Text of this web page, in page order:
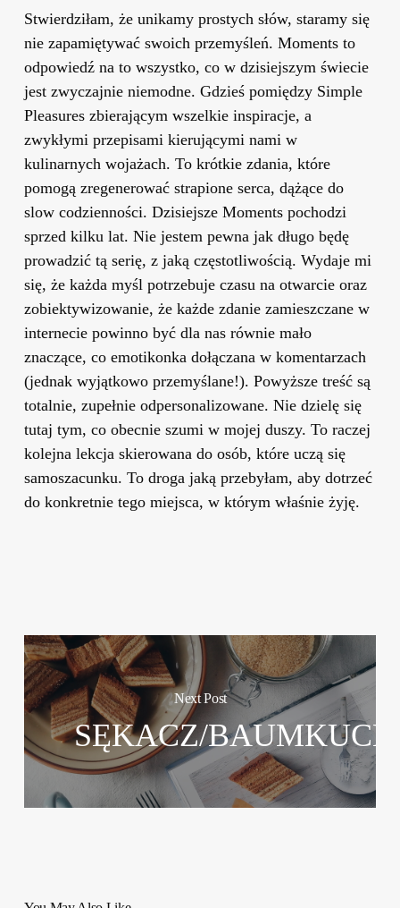
Stwierdziłam, że unikamy prostych słów, staramy się
nie zapamiętywać swoich przemyśleń. Moments to
odpowiedź na to wszystko, co w dzisiejszym świecie
jest zwyczajnie niemodne. Gdzieś pomiędzy Simple
Pleasures zbierającym wszelkie inspiracje, a
zwykłymi przepisami kierującymi nami w
kulinarnych wojażach. To krótkie zdania, które
pomogą zregenerować strapione serca, dążące do
slow codzienności. Dzisiejsze Moments pochodzi
sprzed kilku lat. Nie jestem pewna jak długo będę
prowadzić tą serię, z jaką częstotliwością. Wydaje mi
się, że każda myśl potrzebuje czasu na otwarcie oraz
zobiektywizowanie, że każde zdanie zamieszczane w
internecie powinno być dla nas równie mało
znaczące, co emotikonka dołączana w komentarzach
(jednak wyjątkowo przemyślane!). Powyższe treść są
totalnie, zupełnie odpersonalizowane. Nie dzielę się
tutaj tym, co obecnie szumi w mojej duszy. To raczej
kolejna lekcja skierowana do osób, które uczą się
samoszacunku. To droga jaką przebyłam, aby dotrzeć
do konkretnie tego miejsca, w którym właśnie żyję.
Next Post
SĘKACZ/